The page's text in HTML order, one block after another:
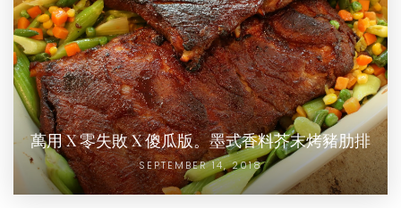
萬用 X 零失敗 X 傻瓜版。墨式香料芥末烤豬肋排
SEPTEMBER 14, 2018